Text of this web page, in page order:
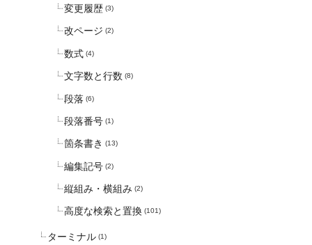
変更履歴 (3)
改ページ (2)
数式 (4)
文字数と行数 (8)
段落 (6)
段落番号 (1)
箇条書き (13)
編集記号 (2)
縦組み・横組み (2)
高度な検索と置換 (101)
ターミナル (1)